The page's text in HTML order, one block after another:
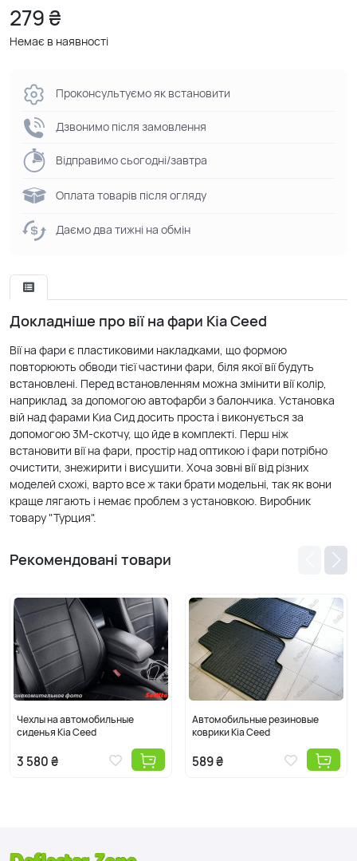
279 ₴
Немає в наявності
Проконсультуємо як встановити
Дзвонимо після замовлення
Відправимо сьогодні/завтра
Оплата товарів після огляду
Даємо два тижні на обмін
Докладніше про вії на фари Kia Ceed
Вії на фари є пластиковими накладками, що формою
повторюють обводи тієї частини фари, біля якої вії будуть
встановлені. Перед встановленням можна змінити вії колір,
наприклад, за допомогою автофарби з балончика. Установка
вій над фарами Киа Сид досить проста і виконується за
допомогою 3М-скотчу, що йде в комплекті. Перш ніж
встановити вії на фари, простір над оптикою і фари потрібно
очистити, знежирити і висушити. Хоча зовні вії від різних
моделей схожі, варто все ж таки брати модельні, так як вони
краще лягають і немає проблем з установкою. Виробник
товару "Турция".
Рекомендовані товари
Чехлы на автомобильные
сиденья Kia Ceed
3 580 ₴
Автомобильные резиновые
коврики Kia Ceed
589 ₴